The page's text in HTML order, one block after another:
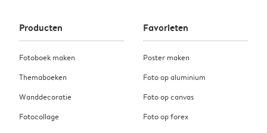
Producten
Fotoboek maken
Themaboeken
Wanddecoratie
Fotocollage
Favorieten
Poster maken
Foto op aluminium
Foto op canvas
Foto op forex